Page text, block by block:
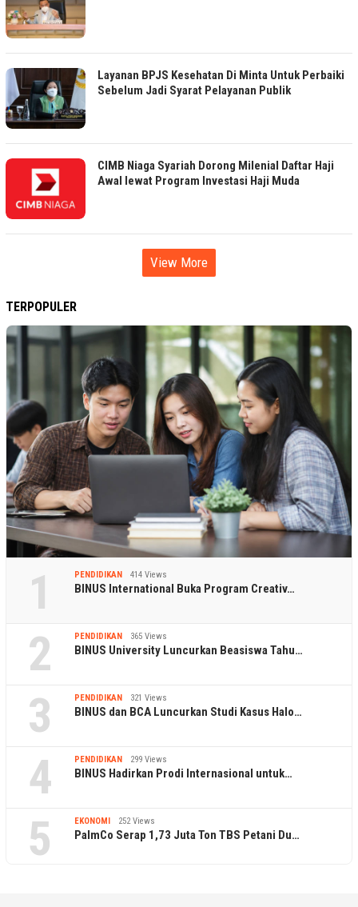
Layanan BPJS Kesehatan Di Minta Untuk Perbaiki
Sebelum Jadi Syarat Pelayanan Publik
CIMB Niaga Syariah Dorong Milenial Daftar Haji
Awal lewat Program Investasi Haji Muda
View More
TERPOPULER
1 PENDIDIKAN 414 Views
BINUS International Buka Program Creativ…
2 PENDIDIKAN 365 Views
BINUS University Luncurkan Beasiswa Tahu…
3 PENDIDIKAN 321 Views
BINUS dan BCA Luncurkan Studi Kasus Halo…
4 PENDIDIKAN 299 Views
BINUS Hadirkan Prodi Internasional untuk…
5 EKONOMI 252 Views
PalmCo Serap 1,73 Juta Ton TBS Petani Du…